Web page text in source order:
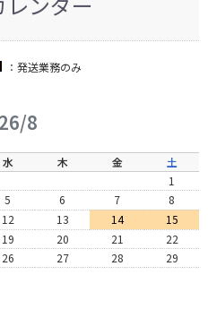
：発送業務のみ
8
水 木 金
土
1
5 6 7
8
12 13 14
15
19 20 21
22
26 27 28
29